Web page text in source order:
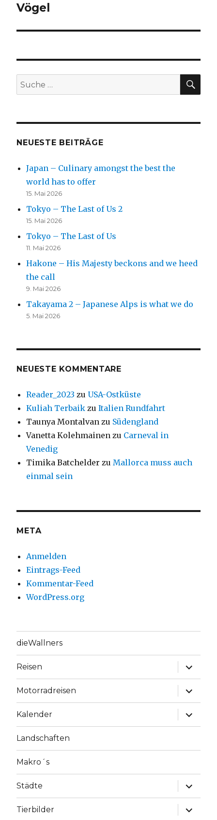
Vögel
Suche
nach:
NEUESTE BEITRÄGE
Japan – Culinary amongst the best the
world has to offer
15. Mai 2026
Tokyo – The Last of Us 2
15. Mai 2026
Tokyo – The Last of Us
11. Mai 2026
Hakone – His Majesty beckons and we heed
the call
9. Mai 2026
Takayama 2 – Japanese Alps is what we do
5. Mai 2026
NEUESTE KOMMENTARE
Reader_2023 zuUSA-Ostküste
Kuliah Terbaik zuItalien Rundfahrt
Taunya Montalvan zu Südengland
Vanetta Kolehmainen zu Carneval in
Venedig
Timika Batchelder zu Mallorca muss auch
einmal sein
META
Anmelden
Eintrags-Feed
Kommentar-Feed
WordPress.org
dieWallners
Reisen
Motorradreisen
Kalender
Landschaften
Makro´s
Städte
Tierbilder